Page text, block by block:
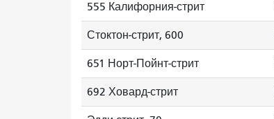
555 Калифорния-стрит
Стоктон-стрит, 600
651 Норт-Пойнт-стрит
692 Ховард-стрит